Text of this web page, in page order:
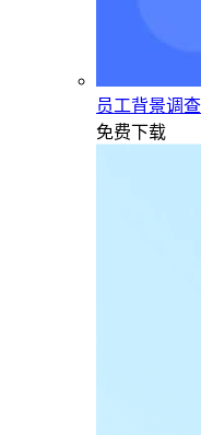
员工背景调
免费下载